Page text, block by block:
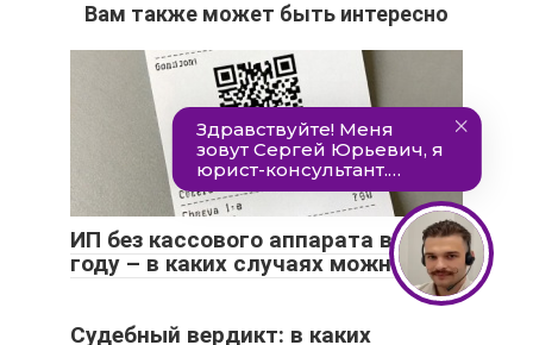
Вам также может быть интересно
ИП без кассового аппарата в 2021
году – в каких случаях можно
Судебный вердикт: в каких